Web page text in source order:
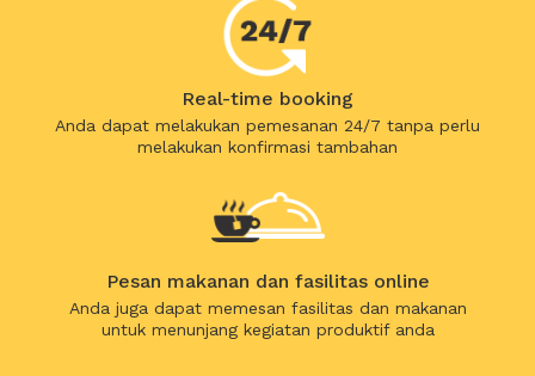
Real-time booking
Anda dapat melakukan pemesanan 24/7 tanpa perlu
melakukan konfirmasi tambahan
Pesan makanan dan fasilitas online
Anda juga dapat memesan fasilitas dan makanan
untuk menunjang kegiatan produktif anda